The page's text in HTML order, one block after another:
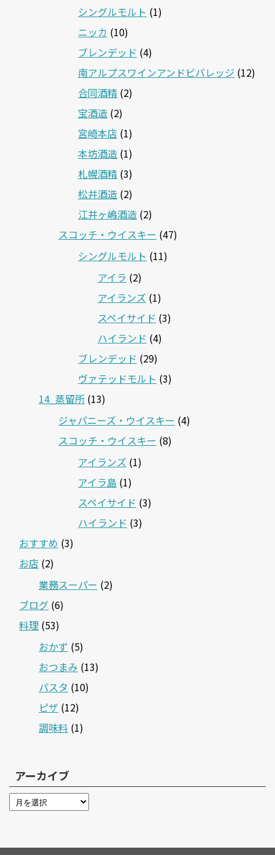
シングルモルト (1)
ニッカ (10)
ブレンデッド (4)
南アルプスワインアンドビバレッジ (12)
合同酒精 (2)
宝酒造 (2)
宮崎本店 (1)
本坊酒造 (1)
札幌酒精 (3)
松井酒造 (2)
江井ヶ嶋酒造 (2)
スコッチ・ウイスキー (47)
シングルモルト (11)
アイラ (2)
アイランズ (1)
スペイサイド (3)
ハイランド (4)
ブレンデッド (29)
ヴァテッドモルト (3)
14_蒸留所 (13)
ジャパニーズ・ウイスキー (4)
スコッチ・ウイスキー (8)
アイランズ (1)
アイラ島 (1)
スペイサイド (3)
ハイランド (3)
おすすめ (3)
お店 (2)
業務スーパー (2)
ブログ (6)
料理 (53)
おかず (5)
おつまみ (13)
パスタ (10)
ピザ (12)
調味料 (1)
アーカイブ